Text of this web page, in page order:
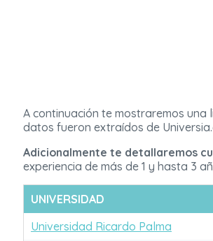
A continuación te mostraremos una
datos fueron extraídos de
Adicionalmente te detallaremos
experiencia de más de 1 y hasta 3
UNIVERSIDAD
Universidad Ricardo Palma